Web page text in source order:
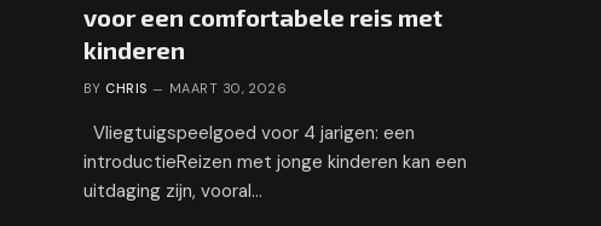
voor een comfortabele reis met
kinderen
BY CHRIS MAART 30, 2026
Vliegtuigspeelgoed voor 4 jarigen: een
introductieReizen met jonge kinderen kan een
uitdaging zijn, vooral…